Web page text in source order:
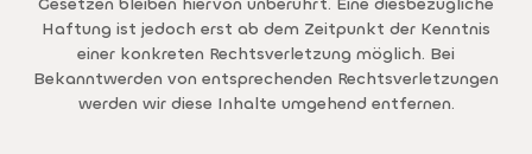
Haftung ist jedoch erst ab dem Zeitpunkt der Kenntnis
einer konkreten Rechtsverletzung möglich. Bei
Bekanntwerden von entsprechenden Rechtsverletzungen
werden wir diese Inhalte umgehend entfernen.